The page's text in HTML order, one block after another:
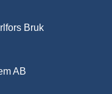
Bruk
AB